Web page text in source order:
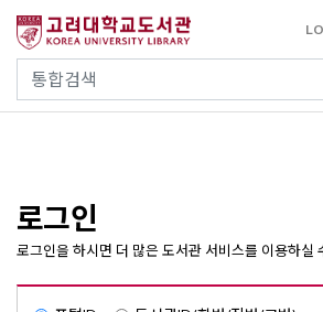
건
통합검색
사이트내 검색
로그인
로그인을 하시면 더 많은 도서관 서비스를 이용하실